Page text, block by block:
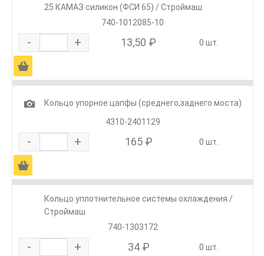
25 КАМАЗ силикон (ФСИ 65) / Строймаш
740-1012085-10
- + 13,50 ₽ 0 шт.
Ä
1
Кольцо упорное цапфы (среднего,заднего моста)
4310-2401129
- + 165 ₽ 0 шт.
Ä
Кольцо уплотнительное системы охлаждения /
Строймаш
740-1303172
- + 34 ₽ 0 шт.